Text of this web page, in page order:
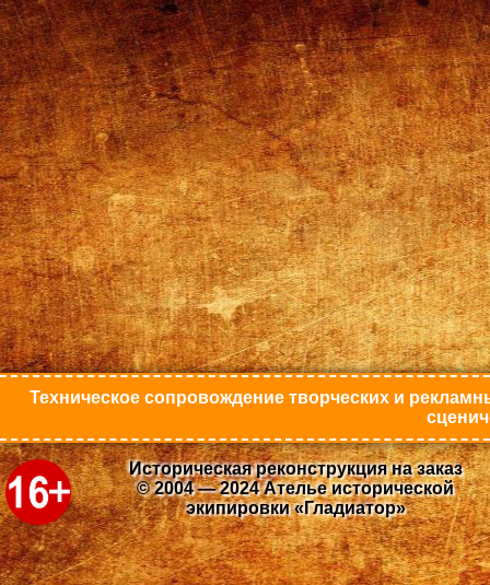
Техническое сопровождение творческих и
Историческая реконструкция на заказ
© 2004 — 2024 Ателье исторической
экипировки «Гладиатор»